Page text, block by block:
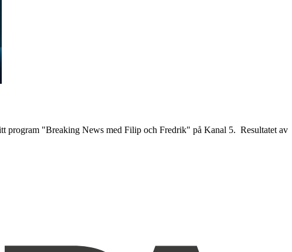
program "Breaking News med Filip och Fredrik" på Kanal 5. Resultatet av